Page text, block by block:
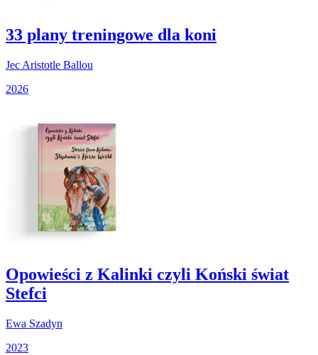
33 plany treningowe dla koni
Jec Aristotle Ballou
2026
Opowieści z Kalinki czyli Koński świat
Stefci
Ewa Szadyn
2023